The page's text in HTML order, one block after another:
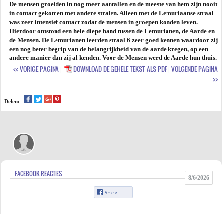
De mensen groeiden in nog meer aantallen en de meeste van hem zijn nooit
in contact gekomen met andere stralen. Alleen met de Lemuriaanse straal
was zeer intensief contact zodat de mensen in groepen konden leven.
Hierdoor ontstond een hele diepe band tussen de Lemurianen, de Aarde en
de Mensen. De Lemurianen leerden straal 6 zeer goed kennen waardoor zij
een nog beter begrip van de belangrijkheid van de aarde kregen, op een
andere manier dan zij al kenden. Voor de Mensen werd de Aarde hun thuis.
<< VORIGE PAGINA | DOWNLOAD DE GEHELE TEKST ALS PDF | VOLGENDE PAGINA
>>
Delen:
FACEBOOK REACTIES 8/6/2026